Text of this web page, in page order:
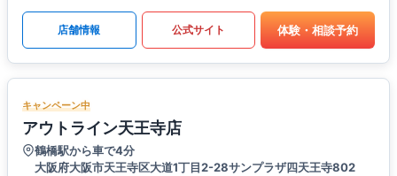
店舗情報 公式サイト 体験・相談予約
キャンペーン中
アウトライン天王寺店
鶴橋駅から車で4分
大阪府大阪市天王寺区大道1丁目2-28サンプラザ四天王寺802